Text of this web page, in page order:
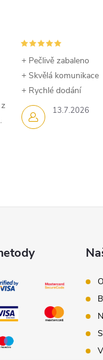
13.7.2026
+ Pečlivě zabaleno
+ Skvělá komunikace
+ Rychlé dodání